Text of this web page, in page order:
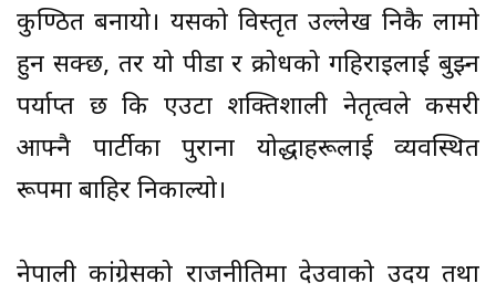
कुण्ठित बनायो। यसको विस्तृत उल्लेख निकै लामो
हुन सक्छ, तर यो पीडा र क्रोधको गहिराइलाई बुझ्न
पर्याप्त छ कि एउटा शक्तिशाली नेतृत्वले कसरी
आफ्नै पार्टीका पुराना योद्धाहरूलाई व्यवस्थित
रूपमा बाहिर निकाल्यो।
नेपाली कांग्रेसको राजनीतिमा देउवाको उदय तथा